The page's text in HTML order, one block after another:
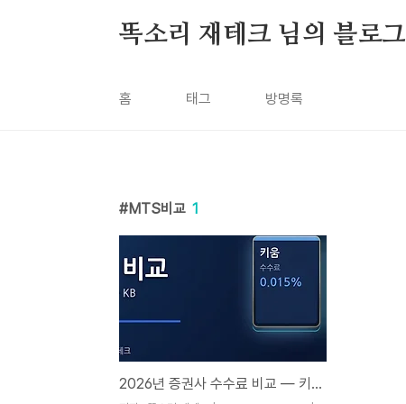
똑소리 재테크 님의 블로그
홈 태그 방명록
MTS비교 1
2026년 증권사 수수료 비교 — 키움·토스·삼성·미래에셋·KB 한눈에 정리